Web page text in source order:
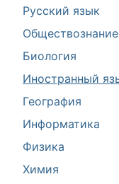
Русский язык
Обществознание
Биология
Иностранный
География
Информатика
Физика
Химия